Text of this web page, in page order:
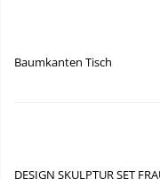
Baumkanten Tisch
DESIGN SKULPTUR SET